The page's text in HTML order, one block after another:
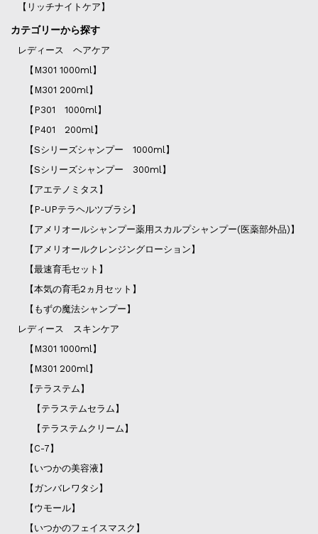
【リッチナイトケア】
カテゴリーから探す
レディース ヘアケア
【M301 1000ml】
【M301 200ml】
【P301 1000ml】
【P401 200ml】
【Sシリーズシャンプー 1000ml】
【Sシリーズシャンプー 300ml】
【アエテノミタス】
【P-UPテラヘルツブラシ】
【アメリオールシャンプー薬用スカルプシャンプー(医薬部外品)】
【アメリオールクレンジングローション】
【最速育毛セット】
【本気の育毛2ヵ月セット】
【もずの魔法シャンプー】
レディース スキンケア
【M301 1000ml】
【M301 200ml】
【テラステム】
【テラステムセラム】
【テラステムクリーム】
【C-7】
【いつかの美容液】
【ガンバレワタシ】
【ウモール】
【いつかのフェイスマスク】